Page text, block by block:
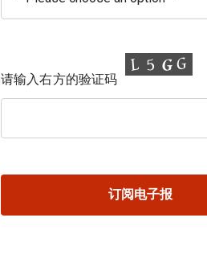
请输入右方的验证码